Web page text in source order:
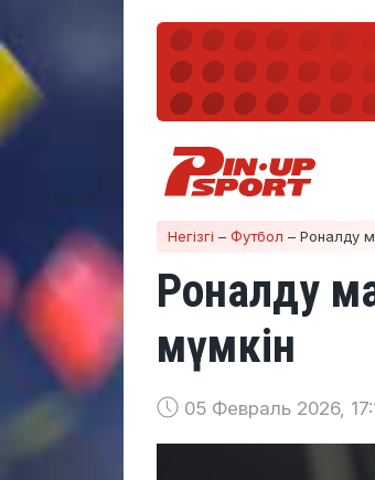
Негізгі – Футбол – Роналду
Роналду
мүмкін
05 Февраль 2026,